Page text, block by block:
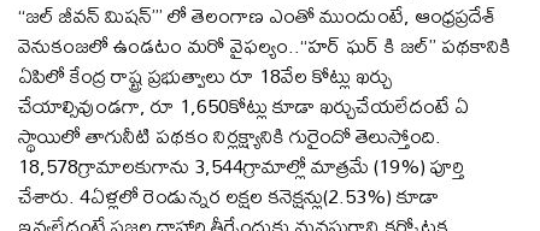
‘‘జల్ జీవన్ మిషన్’’’ లో తెలంగాణ ఎంతో ముందుంటే, ఆంధ్రప్రదేశ్
వెనుకంజలో ఉండటం మరో వైఫల్యం..‘‘హర్ ఘర్ కి జల్’’ పథకానికి
ఏపిలో కేంద్ర రాష్ట్ర ప్రభుత్వాలు రూ 18వేల కోట్లు ఖర్చు
చేయాల్సివుండగా, రూ 1,650కోట్లు కూడా ఖర్చుచేయలేదంటే ఏ
స్థాయిలో తాగునీటి పథకం నిర్లక్ష్యానికి గురైందో తెలుస్తోంది.
18,578గ్రామాలకుగాను 3,544గ్రామాల్లో మాత్రమే (19%) పూర్తి
చేశారు. 4ఏళ్లలో రెండున్నర లక్షల కనెక్షన్లు(2.53%) కూడా